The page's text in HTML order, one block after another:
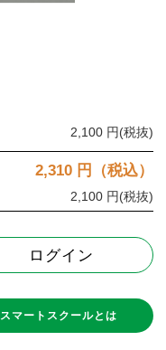
2,100 円(税抜)
2,310 円（税込）
2,100 円(税抜)
ログイン
スマートスクールとは